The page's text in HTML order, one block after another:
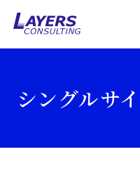
シングルサ